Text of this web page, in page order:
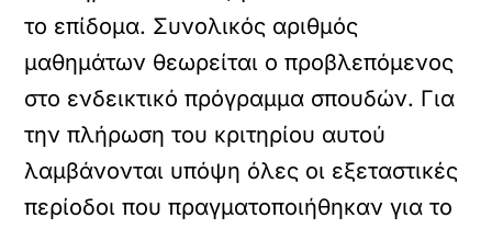
το επίδομα. Συνολικός αριθμός
μαθημάτων θεωρείται ο προβλεπόμενος
στο ενδεικτικό πρόγραμμα σπουδών. Για
την πλήρωση του κριτηρίου αυτού
λαμβάνονται υπόψη όλες οι εξεταστικές
περίοδοι που πραγματοποιήθηκαν για το